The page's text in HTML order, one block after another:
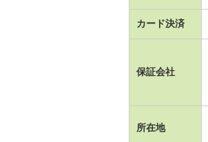
カード決済
保証会社
所在地